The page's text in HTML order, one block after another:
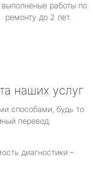
выполненые работы по
ремонту до 2 лет.
наших услуг
способами, будь то
перевод.
диагностики –